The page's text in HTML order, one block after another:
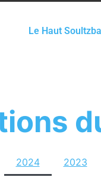
Le Haut
2024 2023